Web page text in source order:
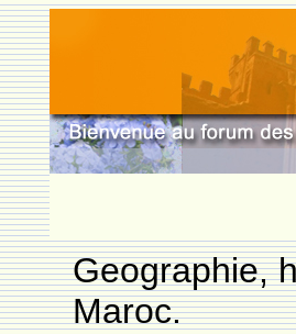
Geographie,
Maroc.